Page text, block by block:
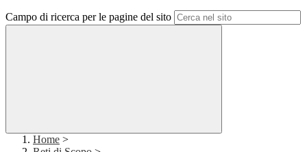
Campo di ricerca per le pagine del sito
Home >